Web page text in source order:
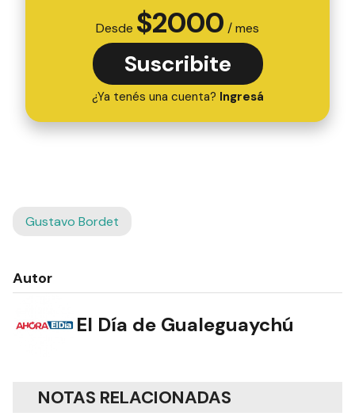
Desde $2000 / mes
Suscribite
¿Ya tenés una cuenta? Ingresá
Gustavo Bordet
Autor
El Día de Gualeguaychú
NOTAS RELACIONADAS